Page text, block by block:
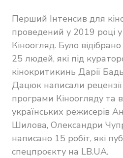
Перший Інтенсив для
проведений у 2019 році
Кіноогляд. Було
25 людей, які під
кінокритикинь Дарії
Дацюк написали
програми Кіноогляду та
українських режисерів
Шилова, Олександри
написано 15 робіт, які
спецпроєкту на LB.UA.